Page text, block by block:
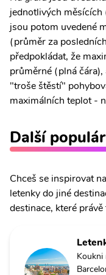
jednotlivých měsících
jsou potom uvedené
(průměr za
předpokládat, že
průměrné (plná
"troše štěstí"
maximálních teplot -
Další
Chceš se inspirovat
letenky do jiné
destinace, které
Koukni